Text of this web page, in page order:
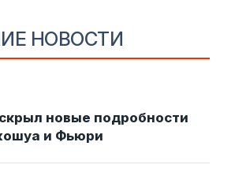
НОВОСТИ
новые подробности
и Фьюри